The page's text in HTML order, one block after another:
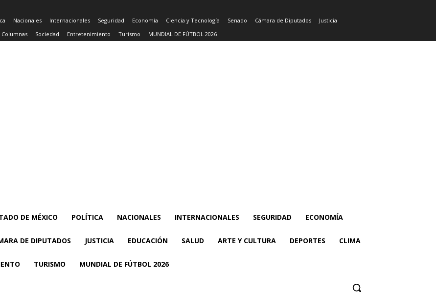
Nacionales Internacionales Seguridad Economía Ciencia y Tecnología Senado Cámara de Diputados
Justicia
Columnas Sociedad Entretenimiento Turismo MUNDIAL DE FÚTBOL 2026
DE MÉXICO POLÍTICA NACIONALES INTERNACIONALES SEGURIDAD ECONOMÍA
DE DIPUTADOS JUSTICIA EDUCACIÓN SALUD ARTE Y CULTURA DEPORTES CLIMA
TURISMO MUNDIAL DE FÚTBOL 2026